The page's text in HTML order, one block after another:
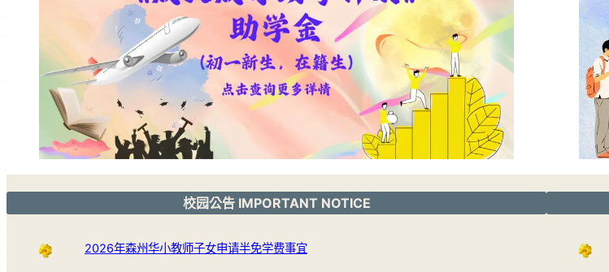
校园公告 IMPORTANT NOTICE
2026年森州华小教师子女申请半免学费事宜